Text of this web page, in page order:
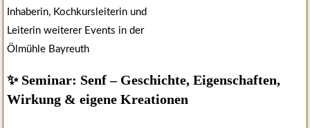
Inhaberin, Kochkursleiterin und
Leiterin weiterer Events in der
Ölmühle Bayreuth
✨ Seminar: Senf – Geschichte, Eigenschaften,
Wirkung & eigene Kreationen